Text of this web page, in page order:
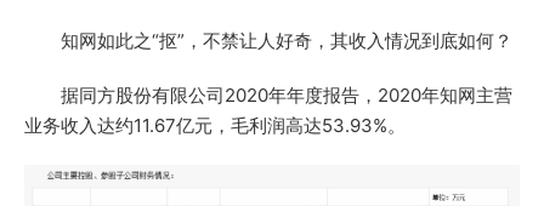
知网如此之“抠”，不禁让人好奇，其收入情况到底如何？
据同方股份有限公司2020年年度报告，2020年知网主营
业务收入达约11.67亿元，毛利润高达53.93%。